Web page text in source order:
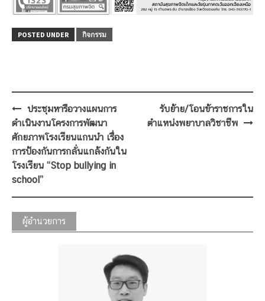
POSTED UNDER กิจกรรม
Post
navigation
ประชุมหารือวางแผนการ
ดำเนินงานโครงการพัฒนา
ศักยภาพโรงเรียนแกนนำ เรื่อง
การป้องกันการกลั่นแกล้งกันใน
โรงเรียน “Stop bullying in
school”
รับย้าย/โอนข้าราชการใน
ตำแหน่งพยาบาลวิชาชีพ
ผู้อำนวยการ